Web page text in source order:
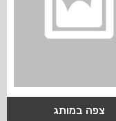
צפה במותג